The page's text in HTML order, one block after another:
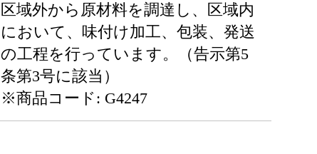
区域外から原材料を調達し、区域内
において、味付け加工、包装、発送
の工程を行っています。（告示第5
条第3号に該当）
※商品コード: G4247